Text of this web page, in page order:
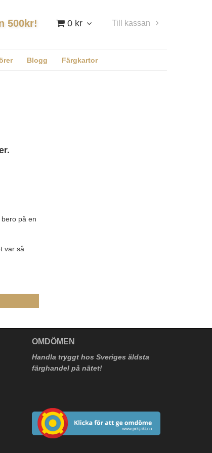
0 kr Till kassan
500kr!
Blogg Färgkartor
på en
var så
OMDÖMEN
Handla tryggt hos Sveriges äldsta
färghandel på nätet!